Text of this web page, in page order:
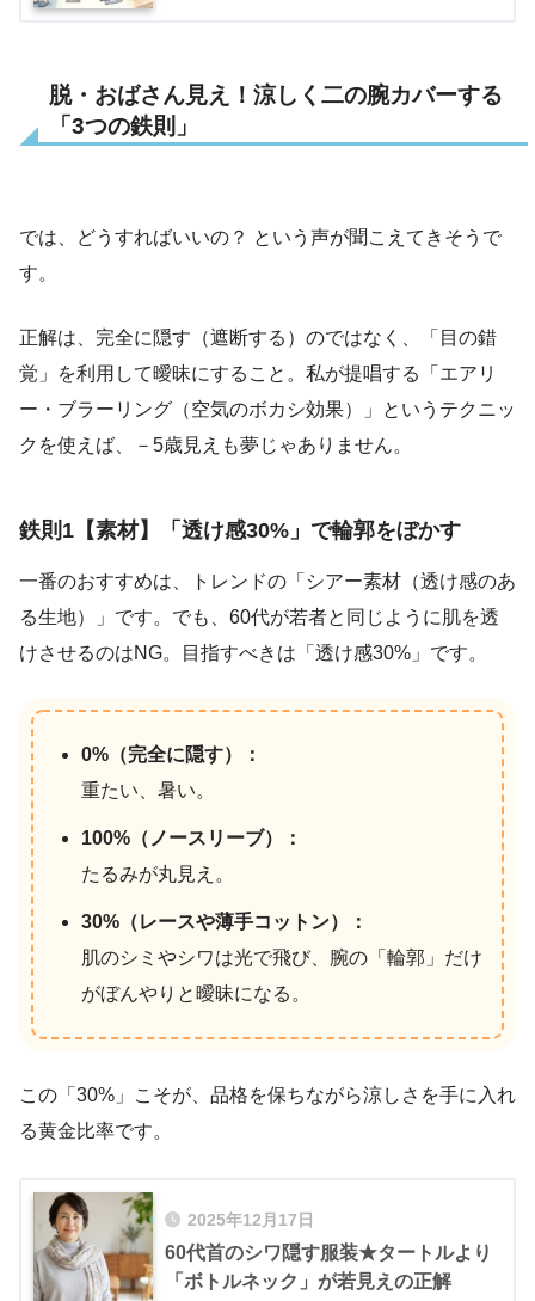
脱・おばさん見え！涼しく二の腕カバーする
「3つの鉄則」
では、どうすればいいの？ という声が聞こえてきそうで
す。
正解は、完全に隠す（遮断する）のではなく、「目の錯
覚」を利用して曖昧にすること。私が提唱する「エアリ
ー・ブラーリング（空気のボカシ効果）」というテクニッ
クを使えば、－5歳見えも夢じゃありません。
鉄則1【素材】「透け感30%」で輪郭をぼかす
一番のおすすめは、トレンドの「シアー素材（透け感のあ
る生地）」です。でも、60代が若者と同じように肌を透
けさせるのはNG。目指すべきは「透け感30%」です。
0%（完全に隠す）：
重たい、暑い。
100%（ノースリーブ）：
たるみが丸見え。
30%（レースや薄手コットン）：
肌のシミやシワは光で飛び、腕の「輪郭」だけ
がぼんやりと曖昧になる。
この「30%」こそが、品格を保ちながら涼しさを手に入れ
る黄金比率です。
2025年12月17日
60代首のシワ隠す服装★タートルより
「ボトルネック」が若見えの正解